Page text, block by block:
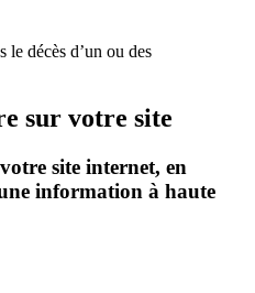
le décès d’un ou des
sur votre site
site internet, en
information à haute